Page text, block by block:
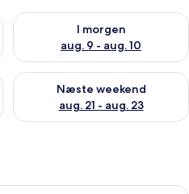
8 - aug. 9
I morgen
aug. 9 - aug. 10
Tjek tilgængelighed for i
aug. 14 - aug. 16
Næste weekend
aug. 21 - aug. 23
Tjek tilgængelighed for næste
Et hotelværelse med en stor seng,